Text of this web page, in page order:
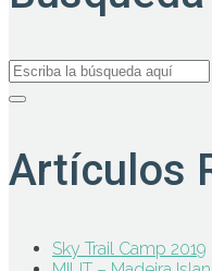
Artículos
Sky Trail Camp 2019